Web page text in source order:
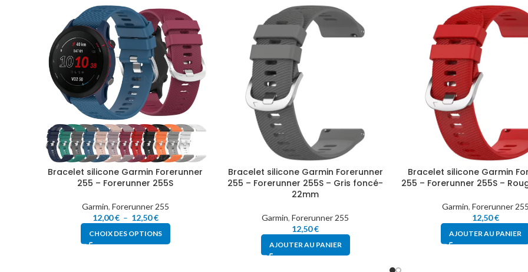
Bracelet silicone Garmin Forerunner
255 – Forerunner 255S
Garmin, Forerunner 255
12,00€ – 12,50€
CHOIX DES OPTIONS
Bracelet silicone Garmin Forerunner
255 – Forerunner 255S – Gris foncé-
22mm
Garmin,Forerunner 255
12,50€
AJOUTER AU PANIER
Bracelet silicone Garmin
255 – Forerunner 255S –
Garmin, Forerunner 255
12,50€
AJOUTER AU PANIER